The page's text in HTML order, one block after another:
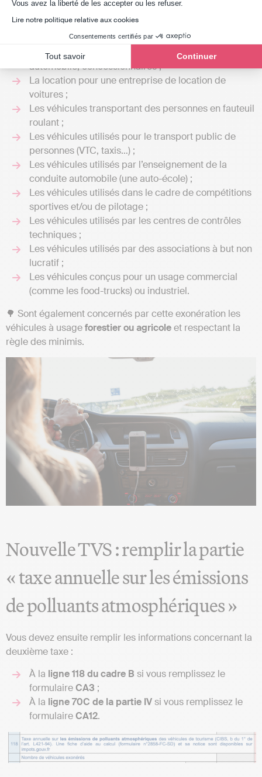
Vous avez la liberté de les accepter ou les refuser.
Lire notre politique relative aux cookies
Consentements certifiés par
Tout savoir Continuer
de votre activitépeuvent s’appliquer pour une
de la taxe sur les émissions de CO2 :
La vente, par exemple les voitures des négociants en
automobile, concessionnaires ;
La location pour une entreprise de location de
voitures ;
Les véhicules transportant des personnes en fauteuil
roulant ;
Les véhicules utilisés pour le transport public de
personnes (VTC, taxis…) ;
Les véhicules utilisés par l’enseignement de la
conduite automobile (une auto-école) ;
Les véhicules utilisés dans le cadre de compétitions
sportives et/ou de pilotage ;
Les véhicules utilisés par les centres de contrôles
techniques ;
Les véhicules utilisés par des associations à but non
lucratif ;
Les véhicules conçus pour un usage commercial
(comme les food-trucks) ou industriel.
🌳 Sont également concernés par cette exonération les
véhicules à usageforestier ou agricoleet respectant la
règle des minimis.
Nouvelle TVS : remplir la partie
« taxe annuelle sur les émissions
de polluants atmosphériques »
Vous devez ensuite remplir les informations concernant la
deuxième taxe :
À la ligne 118 du cadre B si vous remplissez le
formulaireCA3 ;
À la ligne 70C de la partie IVsi vous remplissez le
formulaireCA12.